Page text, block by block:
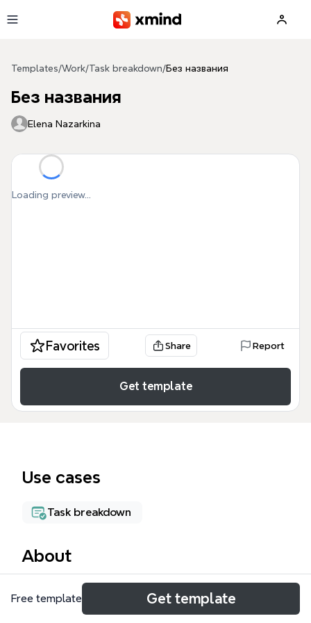
Templates/Work/Task breakdown/Без названия
Без названия
Elena Nazarkina
Loading preview...
Favorites Share Report
Get template
Use cases
Task breakdown
About
Этот шаблон Яндекс.Самокат mind map
представляет собой детальную структуру
Free template Get template